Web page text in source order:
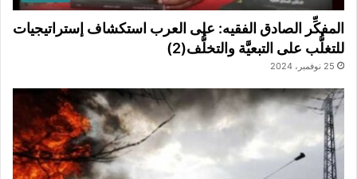
المفكِّر الصادق الفقيه: على العرب استكشاف إستراتيجيات
للتغلُّب على التبعيَّة والتخلُّف(2)
25 نوفمبر، 2024